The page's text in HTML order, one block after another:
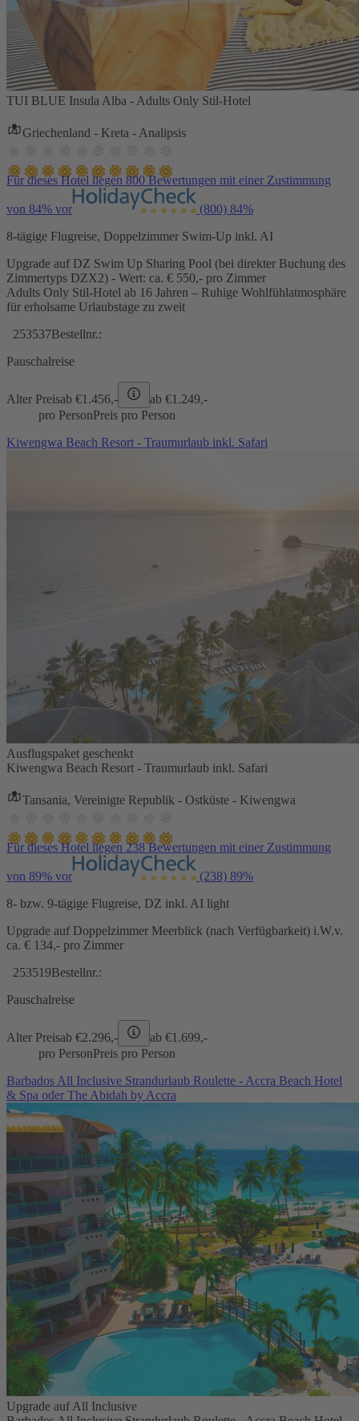
TUI BLUE Insula Alba - Adults Only Stil-Hotel
Griechenland - Kreta - Analipsis
Für dieses Hotel liegen 800 Bewertungen mit einer Zustimmung
von 84% vor (800) 84%
8-tägige Flugreise, Doppelzimmer Swim-Up inkl. AI
Upgrade auf DZ Swim Up Sharing Pool (bei direkter Buchung des
Zimmertyps DZX2) - Wert: ca. € 550,- pro Zimmer
Adults Only Stil-Hotel ab 16 Jahren – Ruhige Wohlfühlatmosphäre
für erholsame Urlaubstage zu zweit
253537Bestellnr.:
Pauschalreise
Alter Preisab €1.456,- ab €1.249,-
pro PersonPreis pro Person
Kiwengwa Beach Resort - Traumurlaub inkl. Safari
Ausflugspaket geschenkt
Kiwengwa Beach Resort - Traumurlaub inkl. Safari
Tansania, Vereinigte Republik - Ostküste - Kiwengwa
Für dieses Hotel liegen 238 Bewertungen mit einer Zustimmung
von 89% vor (238) 89%
8- bzw. 9-tägige Flugreise, DZ inkl. AI light
Upgrade auf Doppelzimmer Meerblick (nach Verfügbarkeit) i.W.v.
ca. € 134,- pro Zimmer
253519Bestellnr.:
Pauschalreise
Alter Preisab €2.296,- ab €1.699,-
pro PersonPreis pro Person
Barbados All Inclusive Strandurlaub Roulette - Accra Beach Hotel
& Spa oder The Abidah by Accra
Upgrade auf All Inclusive